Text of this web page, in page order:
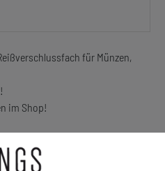
für Münzen,
im Shop!